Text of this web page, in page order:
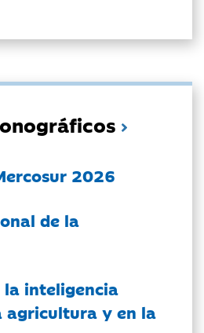
2026
de la
la inteligencia
y en la